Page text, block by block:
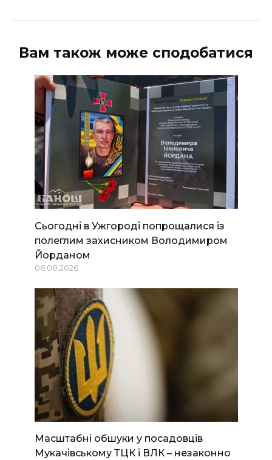
Вам також може сподобатися
Сьогодні в Ужгороді попрощалися із
полеглим захисником Володимиром
Йорданом
06.08.2026
Масштабні обшуки у посадовців
Мукачівському ТЦК і ВЛК – незаконно